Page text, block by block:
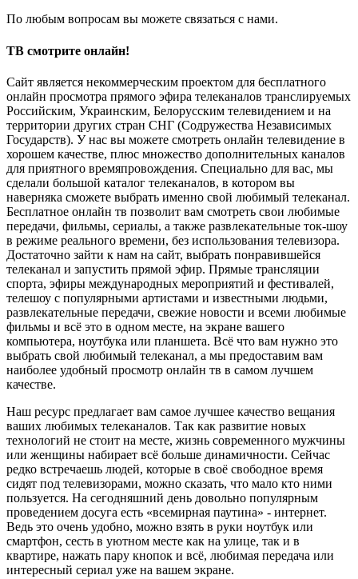
По любым вопросам вы можете связаться с нами.
ТВ смотрите онлайн!
Сайт является некоммерческим проектом для бесплатного
онлайн просмотра прямого эфира телеканалов транслируемых
Российским, Украинским, Белорусским телевидением и на
территории других стран СНГ (Содружества Независимых
Государств). У нас вы можете смотреть онлайн телевидение в
хорошем качестве, плюс множество дополнительных каналов
для приятного времяпровождения. Специально для вас, мы
сделали большой каталог телеканалов, в котором вы
наверняка сможете выбрать именно свой любимый телеканал.
Бесплатное онлайн тв позволит вам смотреть свои любимые
передачи, фильмы, сериалы, а также развлекательные ток-шоу
в режиме реального времени, без использования телевизора.
Достаточно зайти к нам на сайт, выбрать понравившейся
телеканал и запустить прямой эфир. Прямые трансляции
спорта, эфиры международных мероприятий и фестивалей,
телешоу с популярными артистами и известными людьми,
развлекательные передачи, свежие новости и всеми любимые
фильмы и всё это в одном месте, на экране вашего
компьютера, ноутбука или планшета. Всё что вам нужно это
выбрать свой любимый телеканал, а мы предоставим вам
наиболее удобный просмотр онлайн тв в самом лучшем
качестве.
Наш ресурс предлагает вам самое лучшее качество вещания
ваших любимых телеканалов. Так как развитие новых
технологий не стоит на месте, жизнь современного мужчины
или женщины набирает всё больше динамичности. Сейчас
редко встречаешь людей, которые в своё свободное время
сидят под телевизорами, можно сказать, что мало кто ними
пользуется. На сегодняшний день довольно популярным
проведением досуга есть «всемирная паутина» - интернет.
Ведь это очень удобно, можно взять в руки ноутбук или
смартфон, сесть в уютном месте как на улице, так и в
квартире, нажать пару кнопок и всё, любимая передача или
интересный сериал уже на вашем экране.